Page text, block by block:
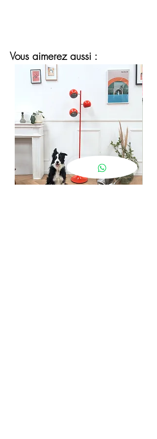
Vous aimerez aussi :